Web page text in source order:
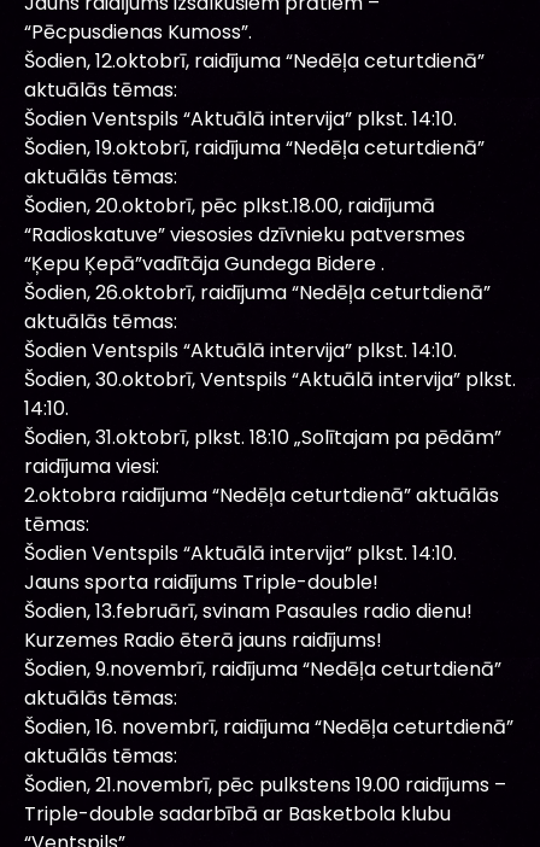
“Pēcpusdienas Kumoss”.
Šodien, 12.oktobrī, raidījuma “Nedēļa ceturtdienā”
aktuālās tēmas:
Šodien Ventspils “Aktuālā intervija” plkst. 14:10.
Šodien, 19.oktobrī, raidījuma “Nedēļa ceturtdienā”
aktuālās tēmas:
Šodien, 20.oktobrī, pēc plkst.18.00, raidījumā
“Radioskatuve” viesosies dzīvnieku patversmes
“Ķepu Ķepā”vadītāja Gundega Bidere .
Šodien, 26.oktobrī, raidījuma “Nedēļa ceturtdienā”
aktuālās tēmas:
Šodien Ventspils “Aktuālā intervija” plkst. 14:10.
Šodien, 30.oktobrī, Ventspils “Aktuālā intervija” plkst.
14:10.
Šodien, 31.oktobrī, plkst. 18:10 „Solītajam pa pēdām”
raidījuma viesi:
2.oktobra raidījuma “Nedēļa ceturtdienā” aktuālās
tēmas:
Šodien Ventspils “Aktuālā intervija” plkst. 14:10.
Jauns sporta raidījums Triple-double!
Šodien, 13.februārī, svinam Pasaules radio dienu!
Kurzemes Radio ēterā jauns raidījums!
Šodien, 9.novembrī, raidījuma “Nedēļa ceturtdienā”
aktuālās tēmas:
Šodien, 16. novembrī, raidījuma “Nedēļa ceturtdienā”
aktuālās tēmas:
Šodien, 21.novembrī, pēc pulkstens 19.00 raidījums –
Triple-double sadarbībā ar Basketbola klubu